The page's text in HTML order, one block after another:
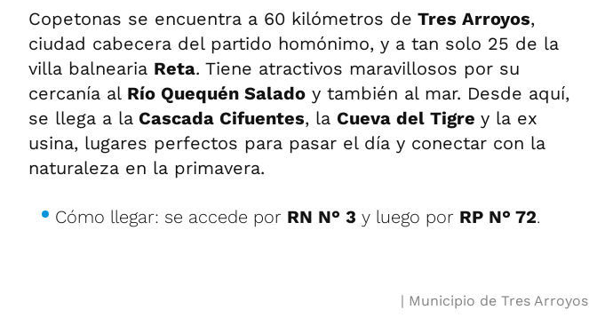
Copetonas se encuentra a 60 kilómetros de Tres Arroyos,
ciudad cabecera del partido homónimo, y a tan solo 25 de la
villa balnearia Reta. Tiene atractivos maravillosos por su
cercanía al Río Quequén Salado y también al mar. Desde aquí,
se llega a la Cascada Cifuentes, la Cueva del Tigre y la ex
usina, lugares perfectos para pasar el día y conectar con la
naturaleza en la primavera.
Cómo llegar: se accede por RN N° 3 y luego por RP N° 72.
Municipio de Tres Arroyos